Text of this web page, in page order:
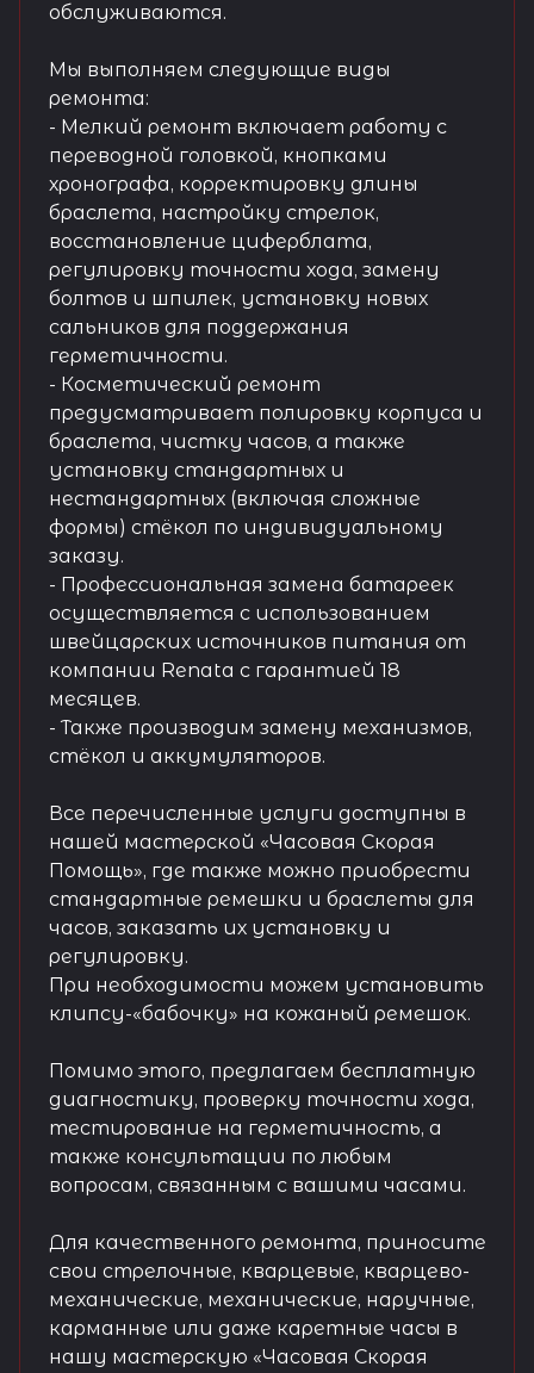
обслуживаются.
Мы выполняем следующие виды
ремонта:
- Мелкий ремонт включает работу с
переводной головкой, кнопками
хронографа, корректировку длины
браслета, настройку стрелок,
восстановление циферблата,
регулировку точности хода, замену
болтов и шпилек, установку новых
сальников для поддержания
герметичности.
- Косметический ремонт
предусматривает полировку корпуса и
браслета, чистку часов, а также
установку стандартных и
нестандартных (включая сложные
формы) стёкол по индивидуальному
заказу.
- Профессиональная замена батареек
осуществляется с использованием
швейцарских источников питания от
компании Renata с гарантией 18
месяцев.
- Также производим замену механизмов,
стёкол и аккумуляторов.
Все перечисленные услуги доступны в
нашей мастерской «Часовая Скорая
Помощь», где также можно приобрести
стандартные ремешки и браслеты для
часов, заказать их установку и
регулировку.
При необходимости можем установить
клипсу-«бабочку» на кожаный ремешок.
Помимо этого, предлагаем бесплатную
диагностику, проверку точности хода,
тестирование на герметичность, а
также консультации по любым
вопросам, связанным с вашими часами.
Для качественного ремонта, приносите
свои стрелочные, кварцевые, кварцево-
механические, механические, наручные,
карманные или даже каретные часы в
нашу мастерскую «Часовая Скорая